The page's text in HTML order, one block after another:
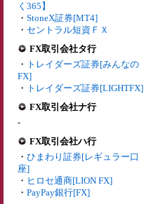
く365】
・ StoneX証券[MT4]
・ セントラル短資ＦＸ
FX取引会社タ行
・ トレイダーズ証券[みんなの
FX]
・ トレイダーズ証券[LIGHTFX]
FX取引会社ナ行
-
FX取引会社ハ行
・ ひまわり証券[レギュラー口
座]
・ ヒロセ通商[LION FX]
・ PayPay銀行[FX]